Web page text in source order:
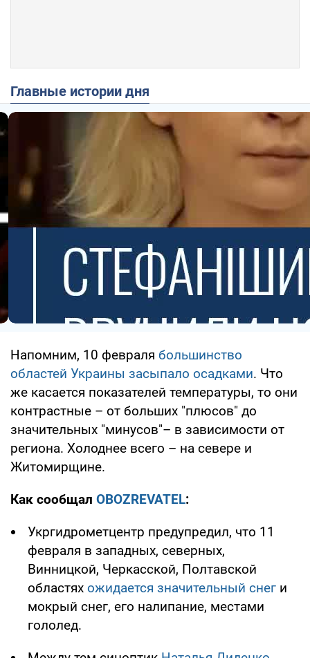
Главные истории дня
Напомним, 10 февраля большинство
областей Украины засыпало осадками. Что
же касается показателей температуры, то они
контрастные – от больших "плюсов" до
значительных "минусов"– в зависимости от
региона. Холоднее всего – на севере и
Житомирщине.
Как сообщал OBOZREVATEL:
Укргидрометцентр предупредил, что 11
февраля в западных, северных,
Винницкой, Черкасской, Полтавской
областях ожидается значительный снег и
мокрый снег, его налипание, местами
гололед.